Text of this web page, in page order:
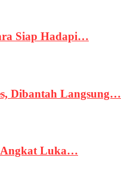
Siap Hadapi…
Dibantah Langsung…
Angkat Luka…